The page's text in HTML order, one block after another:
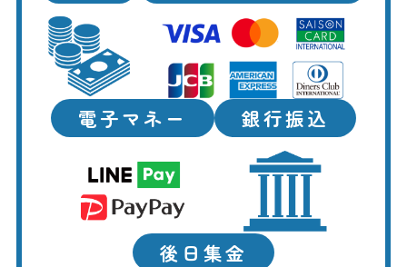
電子マネー 銀行振込
後日集金